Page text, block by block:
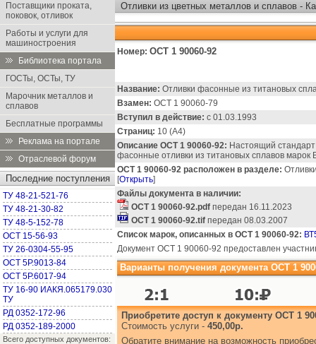
Поставщики проката,
поковок, отливок
Работы и услуги для
машиностроения
Библиотека портала
ГОСТы, ОСТы, ТУ
Марочник металлов и
сплавов
Бесплатные программы
Реклама на портале
Отраслевой форум
Последние поступления
ТУ 48-21-521-76
ТУ 48-21-30-82
ТУ 48-5-152-78
ОСТ 15-56-93
ТУ 26-0304-55-95
ОСТ 5Р.9013-84
ОСТ 5Р.6017-94
ТУ 16-90 ИАКЯ.065179.030
ТУ
РД 0352-172-96
РД 0352-189-2000
Всего доступных документов:
Отливки из цветных металлов и сплавов -
Номер: ОСТ 1 90060-92
Название: Отливки фасонные из титановых
Взамен: ОСТ 1 90060-79
Вступил в действие: с 01.03.1993
Страниц: 10 (А4)
Описание ОСТ 1 90060-92: Настоящий
фасонные отливки из титановых сплавов
ОСТ 1 90060-92 расположен в разделе:
[Открыть]
Файлы документа в наличии:
ОСТ 1 90060-92.pdf передан 16.11.2023
ОСТ 1 90060-92.tif передан 08.03.2007
Список марок, описанных в ОСТ 1 90060-92:
Документ ОСТ 1 90060-92 предоставлен
Варианты получения документа ОСТ 1
Приобретите доступ к документу ОСТ 1
Стоимость услуги - 450,00р.
Обратите внимание на возможность